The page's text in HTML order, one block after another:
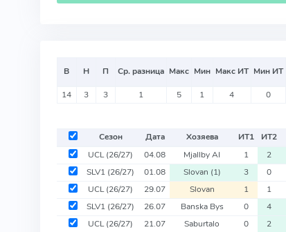
В Н П Ср. разница Макс Мин Макс ИТ Мин ИТ
14 3 3 1 5 1 4 0
Сезон Дата Хозяева ИТ1 ИТ2
UCL(26/27) 04.08 Mjallby AI 1 2
SLV1 (26/27) 01.08 Slovan (1) 3 0
UCL(26/27) 29.07 Slovan 1 1
SLV1 (26/27) 26.07 Banska Bys 0 4
UCL(26/27) 21.07 Saburtalo 0 2